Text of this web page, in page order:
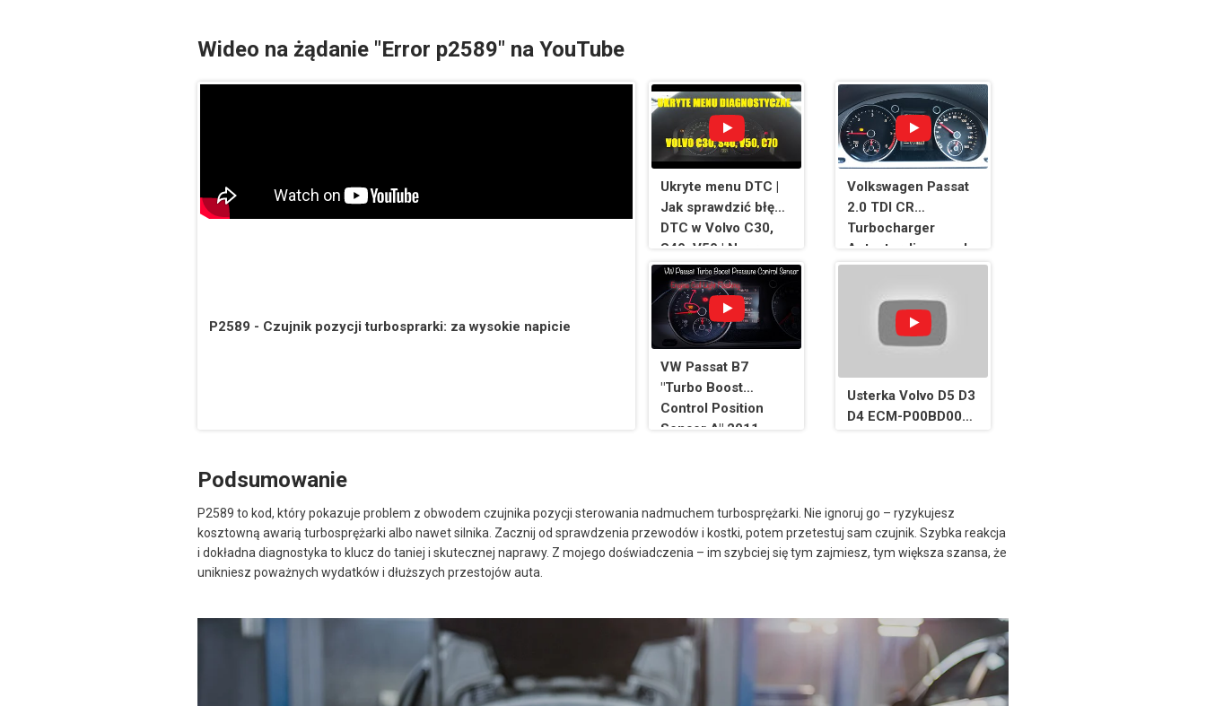
Wideo na żądanie "Error p2589" na YouTube
P2589 - Czujnik pozycji turbosprarki: za wysokie napicie
Ukryte menu DTC |
Jak sprawdzić błędy
DTC w Volvo C30,
S40, V50 | Naprawa
#13 MotoNacja
Volkswagen Passat
2.0 TDI CR
Turbocharger
Actuator, limp mode
full video
VW Passat B7
"Turbo Boost
Control Position
Sensor A" 2011-
Usterka Volvo D5 D3
D4 ECM-P00BD00
Podsumowanie
P2589 to kod, który pokazuje problem z obwodem czujnika pozycji sterowania nadmuchem turbosprężarki. Nie ignoruj go – ryzykujesz
kosztowną awarią turbosprężarki albo nawet silnika. Zacznij od sprawdzenia przewodów i kostki, potem przetestuj sam czujnik. Szybka reakcja
i dokładna diagnostyka to klucz do taniej i skutecznej naprawy. Z mojego doświadczenia – im szybciej się tym zajmiesz, tym większa szansa, że
unikniesz poważnych wydatków i dłuższych przestojów auta.